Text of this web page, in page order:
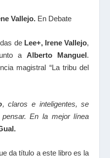
Vallejo.En Debate
de Lee+, Irene Vallejo,
aAlberto Manguel .
magistral “La tribu del
, claros e inteligentes, se
En la mejor línea
da título a este libro es la